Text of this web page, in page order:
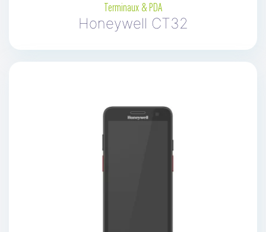
Terminaux & PDA
Honeywell CT32